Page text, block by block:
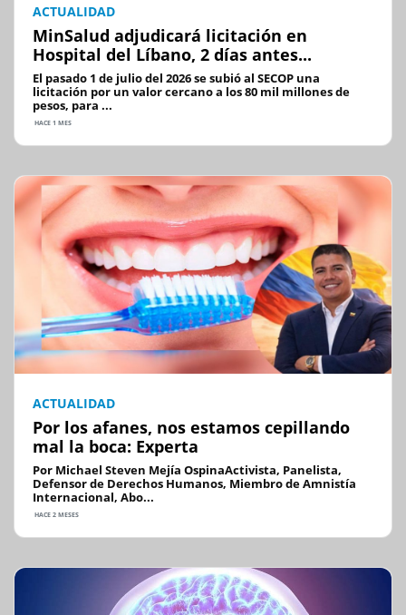
ACTUALIDAD
MinSalud adjudicará licitación en
Hospital del Líbano, 2 días antes...
El pasado 1 de julio del 2026 se subió al SECOP una
licitación por un valor cercano a los 80 mil millones de
pesos, para ...
HACE 1 MES
ACTUALIDAD
Por los afanes, nos estamos cepillando
mal la boca: Experta
Por Michael Steven Mejía OspinaActivista, Panelista,
Defensor de Derechos Humanos, Miembro de Amnistía
Internacional, Abo...
HACE 2 MESES